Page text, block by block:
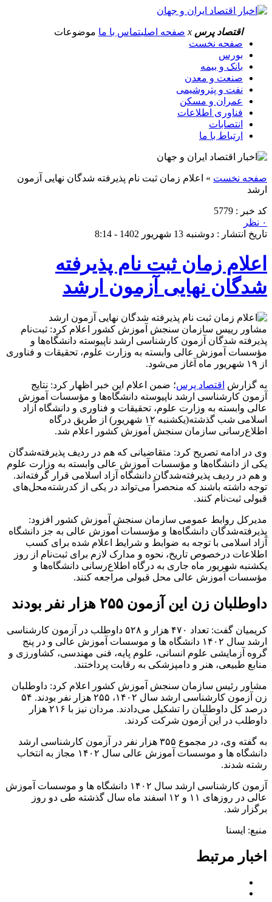
اقتصاد پرس x صفحه اصلیتماس با ما موضوعات
صفحه نخست
بورس
بانک و بیمه
صنعت و معدن
نفت و پتروشیمی
عمران و مسکن
فناوری اطلاعات
انتصابات
ارتباط با ما
صفحه نخست »
اعلام زمان ثبت نام پذیرفته شدگان نهایی آزمون
ارشد
کد خبر : 5779
۰ نظر
تاریخ انتشار : دوشنبه 13 شهریور 1402 - 8:14
اعلام زمان ثبت نام پذیرفته
شدگان نهایی آزمون ارشد
مشاور رییس سازمان سنجش آموزش کشور اعلام کرد: ثبت‌نام
پذیرفته شدگان آزمون کارشناسی ارشد ناپیوسته دانشگاه‌ها و
مؤسسات آموزش عالی وابسته به وزارت علوم، تحقیقات و فناوری
از ۱۹ شهریور ماه آغاز می‌شود.
به گزارش اقتصاد پرس؛ ضمن اعلام این خبر اظهار کرد: نتایج
آزمون کارشناسی ارشد ناپیوسته دانشگاه‌ها و مؤسسات آموزش
عالی وابسته به وزارت علوم، تحقیقات و فناوری و دانشگاه آزاد
اسلامی شب گذشته(یکشنبه ۱۲ شهریور) از طریق درگاه
اطلاع‌رسانی سازمان سنجش آموزش کشور اعلام شد.
وی در ادامه تصریح کرد: متقاضیانی که هم در ردیف پذیرفته‌شدگان
یکی از دانشگاه‌ها و مؤسسات آموزش عالی وابسته به وزارت علوم
و هم در ردیف پذیرفته‌شدگان دانشگاه آزاد اسلامی قرار گرفته‌اند.
توجه داشته باشند که منحصراً می‌تواند در یکی از کدرشته‌محل‌های
قبولی ثبت‌نام کنند.
مدیرکل روابط عمومی سازمان سنجش آموزش کشور افزود:
پذیرفته‌شدگان دانشگاه‌ها و مؤسسات آموزش عالی به جز دانشگاه
آزاد اسلامی با توجه به ضوابط و شرایط اعلام شده برای کسب
اطلاعات درخصوص تاریخ، نحوه و مدارک لازم برای ثبت‌نام از روز
یکشنبه شهریور ماه جاری به درگاه اطلاع‌رسانی دانشگاه‌ها و
مؤسسات آموزش عالی محل قبولی مراجعه کنند.
داوطلبان زن این آزمون ۲۵۵ هزار نفر بودند
کریمیان گفت: تعداد ۴۷۰ هزار و ۵۲۸ داوطلب در آزمون کارشناسی
ارشد سال ۱۴۰۲ دانشگاه ها و موسسات آموزش عالی و در پنج
گروه آزمایشی علوم انسانی، علوم پایه، فنی مهندسی، کشاورزی و
منابع طبیعی، هنر و دامپزشکی به رقابت پرداختند.
مشاور رئیس سازمان سنجش آموزش کشور اعلام کرد: داوطلبان
زن آزمون کارشناسی ارشد سال ۱۴۰۲، ۲۵۵ هزار نفر بودند. ۵۴
درصد کل داوطلبان را تشکیل می‌دادند. مردان نیز با ۲۱۶ هزار
داوطلب در این آزمون شرکت کردند.
به گفته وی، در مجموع ۳۵۵ هزار نفر در آزمون کارشناسی ارشد
دانشگاه ها و موسسات آموزش عالی سال ۱۴۰۲ مجاز به انتخاب
رشته شدند.
آزمون کارشناسی ارشد سال ۱۴۰۲ دانشگاه ها و موسسات آموزش
عالی در روزهای ۱۱ و ۱۲ اسفند ماه سال گذشته طی دو روز
برگزار شد.
منبع: ایسنا
اخبار مرتبط